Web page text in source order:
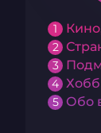
1
2
3
4
5 Обо